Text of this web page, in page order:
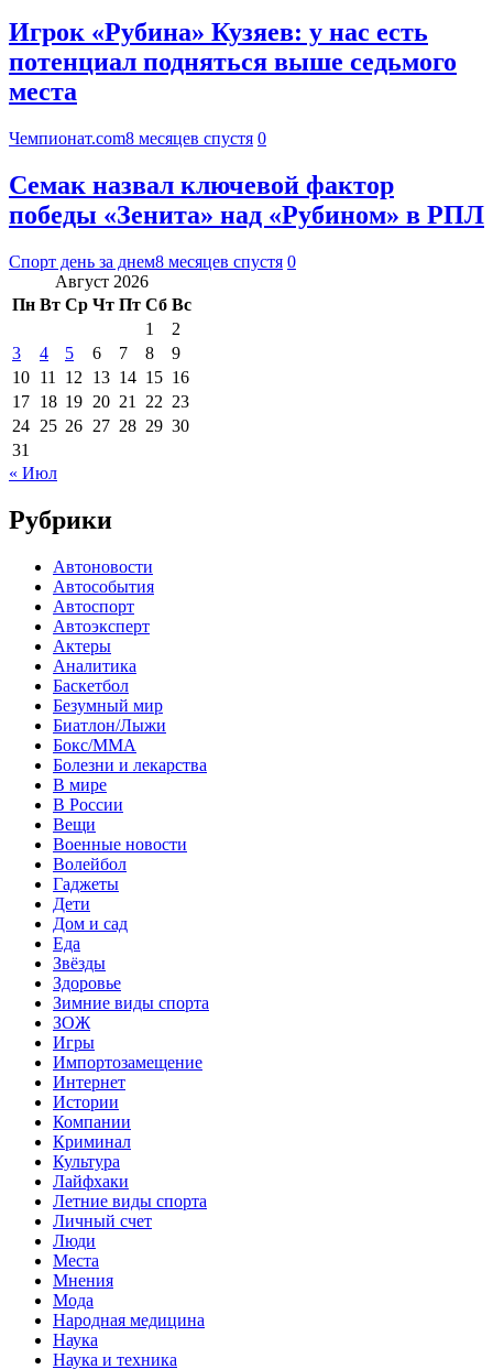
Игрок «Рубина» Кузяев: у нас есть
потенциал подняться выше седьмого
места
Чемпионат.com8 месяцев спустя 0
Семак назвал ключевой фактор
победы «Зенита» над «Рубином» в РПЛ
Спорт день за днем8 месяцев спустя 0
Август 2026
Пн Вт Ср Чт Пт Сб Вс
1
2
3
4 5 6 7 8
9
10 11 12 13 14 15 16
17 18 19 20 21 22 23
24 25 26 27 28 29 30
31
« Июл
Рубрики
Автоновости
Автособытия
Автоспорт
Автоэксперт
Актеры
Аналитика
Баскетбол
Безумный мир
Биатлон/Лыжи
Бокс/MMA
Болезни и лекарства
В мире
В России
Вещи
Военные новости
Волейбол
Гаджеты
Дети
Дом и сад
Еда
Звёзды
Здоровье
Зимние виды спорта
ЗОЖ
Игры
Импортозамещение
Интернет
Истории
Компании
Криминал
Культура
Лайфхаки
Летние виды спорта
Личный счет
Люди
Места
Мнения
Мода
Народная медицина
Наука
Наука и техника